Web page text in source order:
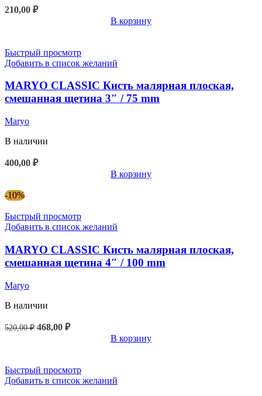
210,00 ₽
В корзину
Быстрый просмотр
Добавить в список желаний
MARYO CLASSIC Кисть малярная плоская,
смешанная щетина 3″ / 75 mm
Maryo
В наличии
400,00 ₽
В корзину
-10%
Быстрый просмотр
Добавить в список желаний
MARYO CLASSIC Кисть малярная плоская,
смешанная щетина 4″ / 100 mm
Maryo
В наличии
520,00₽ 468,00 ₽
В корзину
Быстрый просмотр
Добавить в список желаний